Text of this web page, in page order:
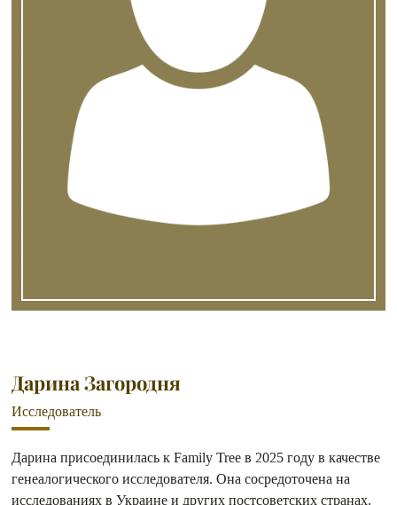
Дарина Загородня
Исследователь
Дарина присоединилась к Family Tree в 2025 году в качестве
генеалогического исследователя. Она сосредоточена на
исследованиях в Украине и других постсоветских странах.